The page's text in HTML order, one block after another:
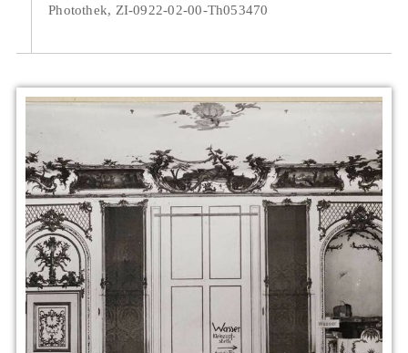
Photothek, ZI-0922-02-00-Th053470